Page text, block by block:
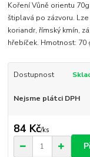
Koření Vůně orientu
štiplavá po zázvoru.
koriandr, římský kmín,
hřebíček. Hmotnost: 70
Dostupnost
Nejsme plátci DPH
84 Kč/ks